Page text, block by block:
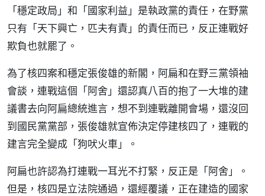
「穩定政局」和「國家利益」是執政黨的責任，在野黨
只有「天下興亡，匹夫有責」的責任而已，反正連戰好
欺負也就罷了。
為了核四案和穩定張俊雄的新閣，阿扁和在野三黨領袖
會談，連戰這個「阿舍」還認真八百的抱了一大堆的建
議書去向阿扁總統進言，想不到連戰離開會場，還沒回
到國民黨黨部，張俊雄就宣佈決定停建核四了，連戰的
建言完全變成「狗吠火車」。
阿扁也許認為打連戰一耳光不打緊，反正是「阿舍」。
但是，核四是立法院通過，還經覆議，正在建造的國家